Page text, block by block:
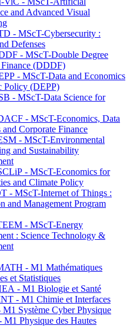
and Advanced Visual
- MScT-Cybersecurity :
Defenses
- MScT-Double Degree
Finance (DDDF)
- MScT-Data and Economics
Policy (DEPP)
- MScT-Data Science for
- MScT-Economics, Data
Corporate Finance
- MScT-Environmental
and Sustainability
- MScT-Economics for
and Climate Policy
- MScT-Internet of Things :
and Management Program
- MScT-Energy
: Science Technology &
- M1 Mathématiques
et Statistiques
- M1 Biologie et Santé
- M1 Chimie et Interfaces
Système Cyber Physique
Physique des Hautes